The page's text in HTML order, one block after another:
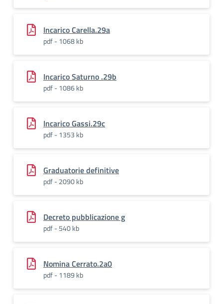
Incarico Carella.29a
pdf - 1068 kb
Incarico Saturno .29b
pdf - 1086 kb
Incarico Gassi.29c
pdf - 1353 kb
Graduatorie definitive
pdf - 2090 kb
Decreto pubblicazione g
pdf - 540 kb
Nomina Cerrato.2a0
pdf - 1189 kb